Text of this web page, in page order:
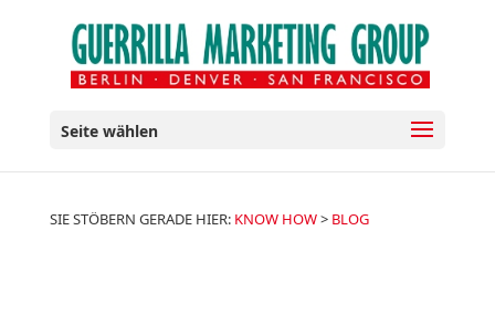
Seite wählen
SIE STÖBERN GERADE HIER: KNOW HOW> BLOG